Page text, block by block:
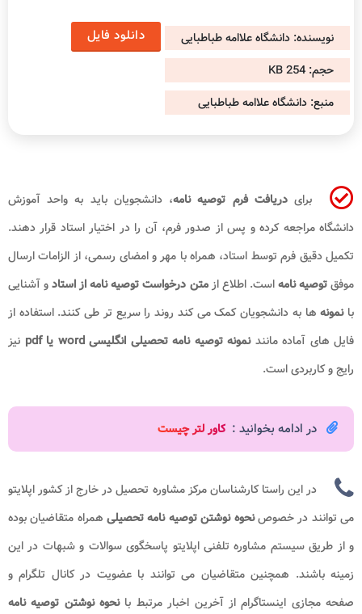
نویسنده: دانشگاه علاامه طباطبایی
حجم: 254 KB
منبع: دانشگاه علاامه طباطبایی
دانلود فایل
برایدریافت فرم توصیه نامه، دانشجویان باید به واحد آموزش
دانشگاه مراجعه کرده و پس از صدور فرم، آن را در اختیار استاد قرار دهند.
تکمیل دقیق فرم توسط استاد، همراه با مهر و امضای رسمی، از الزامات ارسال
موفقتوصیه نامهاست. اطلاع ازمتن درخواست توصیه نامه از استادو آشنایی
بانمونه ها به دانشجویان کمک می کند روند را سریع تر طی کنند. استفاده از
فایل های آماده مانندنمونه توصیه نامه تحصیلی انگلیسی word یا pdf
نیز
رایج و کاربردی است.
در ادامه بخوانید : کاور لتر چیست
در این راستا کارشناسان مرکز مشاوره تحصیل در خارج از کشور اپلایتو
می توانند در خصوصنحوه نوشتن توصیه نامه تحصیلیهمراه متقاضیان بوده
و از طریق سیستم مشاوره تلفنی اپلایتو پاسخگوی سوالات و شبهات در این
زمینه باشند. همچنین متقاضیان می توانند با عضویت در کانال تلگرام و
صفحه مجازی اینستاگرام از آخرین اخبار مرتبط بانحوه نوشتن توصیه نامه